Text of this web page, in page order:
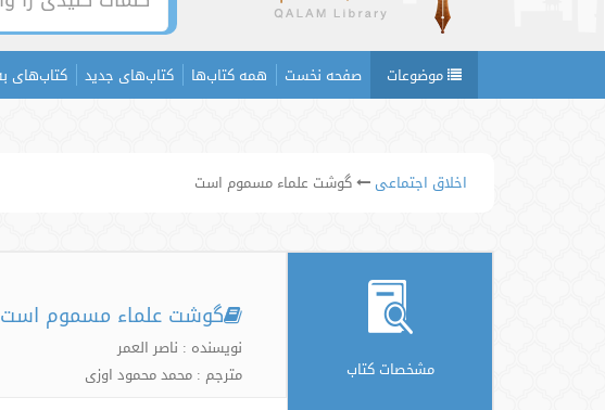
موضوعات صفحه نخست همه کتاب‌ها کتاب‌های جدید کتاب‌های
اخلاق اجتماعی گوشت علماء مسموم است
مشخصات کتاب
گوشت علماء مسموم است
نویسنده : ناصر العمر
مترجم : محمد محمود اوزی